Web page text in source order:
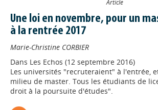
Article
Une loi en novembre, pour un
à la rentrée 2017
Marie-Christine CORBIER
Dans Les Echos (12 septembre 2016)
Les universités "recruteraient" à l'entrée,
milieu de master. Tous les étudiants de
droit à la poursuite d'études".